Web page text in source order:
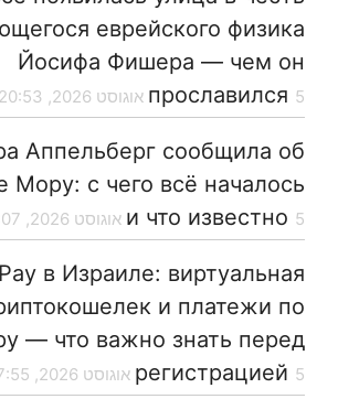
еврейского физика
Йосифа Фишера — чем он
прославился 5 אוגוסט 2026, 20:53,
Аппельберг сообщила об
Мору: с чего всё началось
и что известно 5 אוגוסט 2026, 20:07,
в Израиле: виртуальная
и платежи по
— что важно знать перед
регистрацией 5 אוגוסט 2026, 17:55,